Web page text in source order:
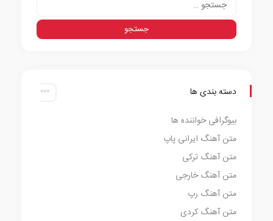
دسته بندی ها
بیوگرافی خواننده ها
متن آهنگ ایرانی پاپ
متن آهنگ ترکی
متن آهنگ خارجی
متن آهنگ رپ
متن آهنگ کردی